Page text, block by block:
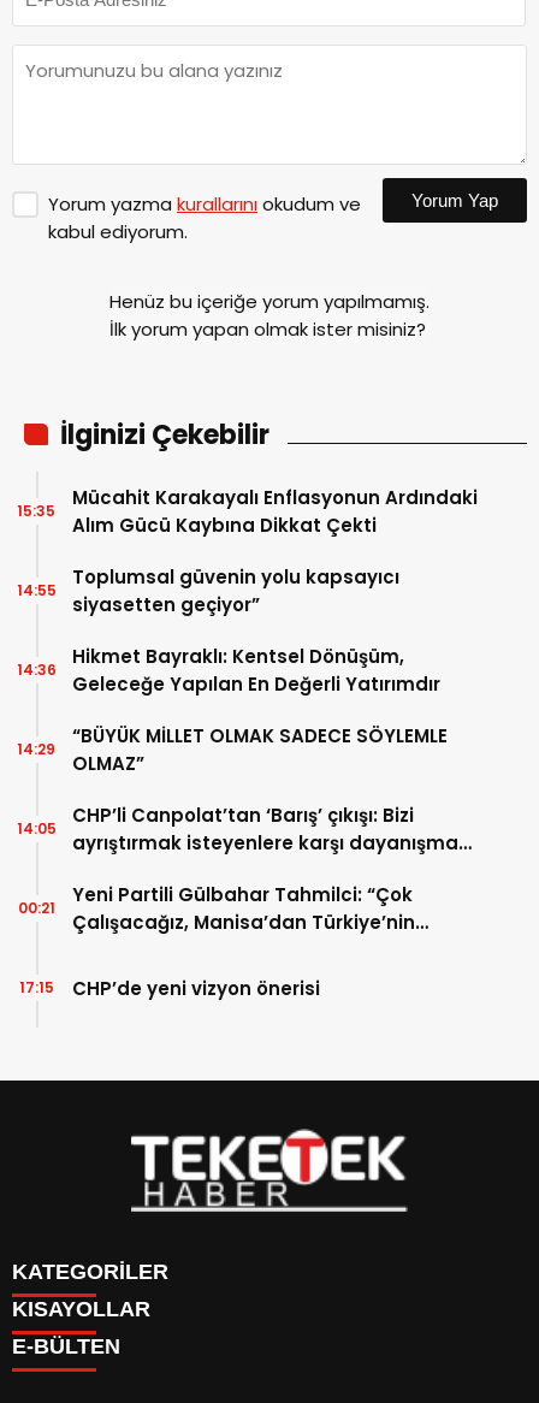
Yorum yazma kurallarınıokudum ve
kabul ediyorum.
Yorum Yap
Henüz bu içeriğe yorum yapılmamış.
İlk yorum yapan olmak ister misiniz?
İlginizi Çekebilir
Mücahit Karakayalı Enflasyonun Ardındaki
Alım Gücü Kaybına Dikkat Çekti
15:35
Toplumsal güvenin yolu kapsayıcı
siyasetten geçiyor”
14:55
Hikmet Bayraklı: Kentsel Dönüşüm,
Geleceğe Yapılan En Değerli Yatırımdır
14:36
“BÜYÜK MİLLET OLMAK SADECE SÖYLEMLE
OLMAZ”
14:29
CHP’li Canpolat’tan ‘Barış’ çıkışı: Bizi
ayrıştırmak isteyenlere karşı dayanışmayı
14:05
Yeni Partili Gülbahar Tahmilci: “Çok
Çalışacağız, Manisa’dan Türkiye’nin
00:21
CHP’de yeni vizyon önerisi
17:15
KATEGORİLER
DÜNYA
EĞİTİM
KISAYOLLAR
BURÇLAR
E-BÜLTEN